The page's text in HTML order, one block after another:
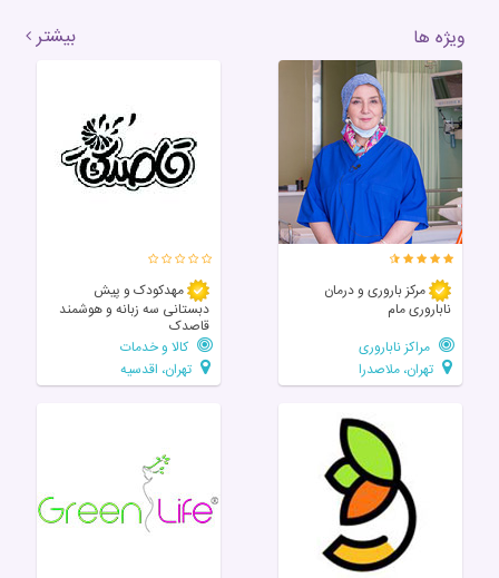
ویژه ها بیشتر
مرکز باروری و درمان
ناباروری مام
مراکز ناباروری
تهران، ملاصدرا
مهدکودک و پیش
دبستانی سه زبانه و هوشمند
قاصدک
کالا و خدمات
تهران، اقدسیه